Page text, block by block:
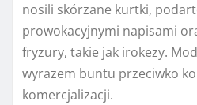
nosili skórzane kurtki,
prowokacyjnymi napisami
fryzury, takie jak irokezy.
wyrazem buntu przeciwko
komercjalizacji.